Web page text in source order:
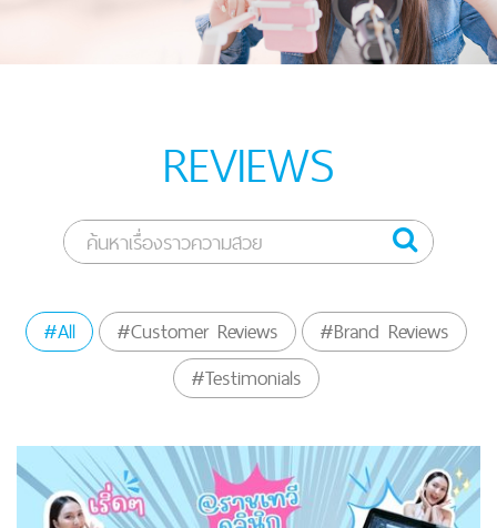
REVIEWS
#All #Customer Reviews
#Brand Reviews
#Testimonials